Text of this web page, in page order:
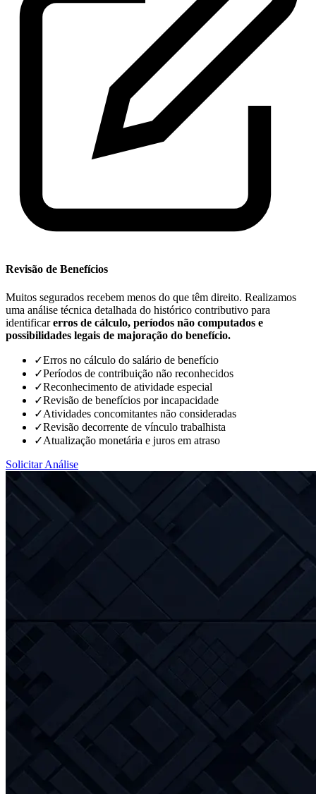
Revisão de Benefícios
Muitos segurados recebem menos do que têm direito. Realizamos
uma análise técnica detalhada do histórico contributivo para
identificarerros de cálculo, períodos não computados e
possibilidades legais de majoração do benefício.
✓Erros no cálculo do salário de benefício
✓Períodos de contribuição não reconhecidos
✓Reconhecimento de atividade especial
✓Revisão de benefícios por incapacidade
✓Atividades concomitantes não consideradas
✓Revisão decorrente de vínculo trabalhista
✓Atualização monetária e juros em atraso
Solicitar Análise